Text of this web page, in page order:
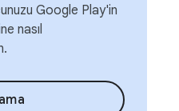
Google Play'in
nasıl